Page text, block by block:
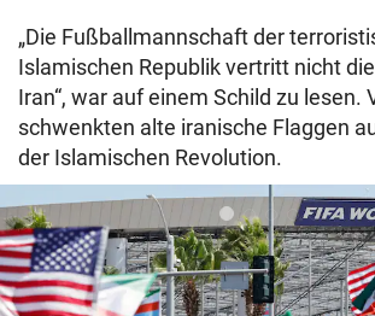
„Die Fußballmannschaft der
Islamischen Republik vertritt nicht
Iran“, war auf einem Schild zu lesen.
schwenkten alte iranische Flaggen
der Islamischen Revolution.